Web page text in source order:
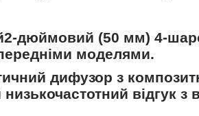
2-дюймовий (50 мм) 4-
моделями.
дифузор з
відгук з